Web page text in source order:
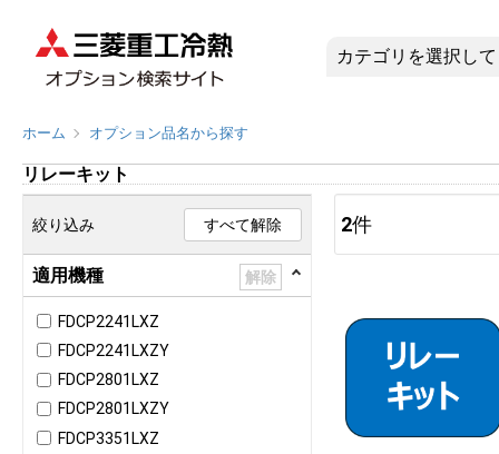
リレーキ
ホーム オプション品名から探す
リレーキット
絞り込み すべて解除
適用機種 解除
FDCP2241LXZ
FDCP2241LXZY
FDCP2801LXZ
FDCP2801LXZY
FDCP3351LXZ
2件